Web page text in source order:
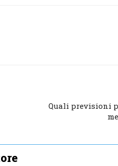
Quali previsioni